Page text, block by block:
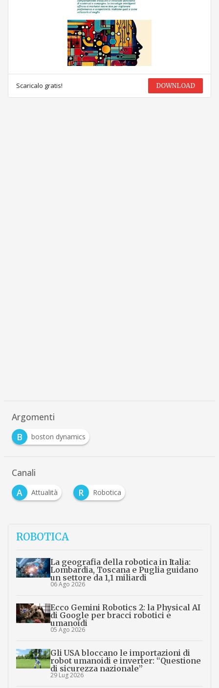
Scaricalo gratis! DOWNLOAD
Argomenti
B
boston dynamics
Canali
A
Attualità R Robotica
ROBOTICA
La geografia della robotica in Italia:
Lombardia, Toscana e Puglia guidano
un settore da 1,1 miliardi
06 Ago 2026
Ecco Gemini Robotics 2: la Physical AI
di Google per bracci robotici e
umanoidi
05 Ago 2026
Gli USA bloccano le importazioni di
robot umanoidi e inverter: “Questione
di sicurezza nazionale”
29 Lug 2026